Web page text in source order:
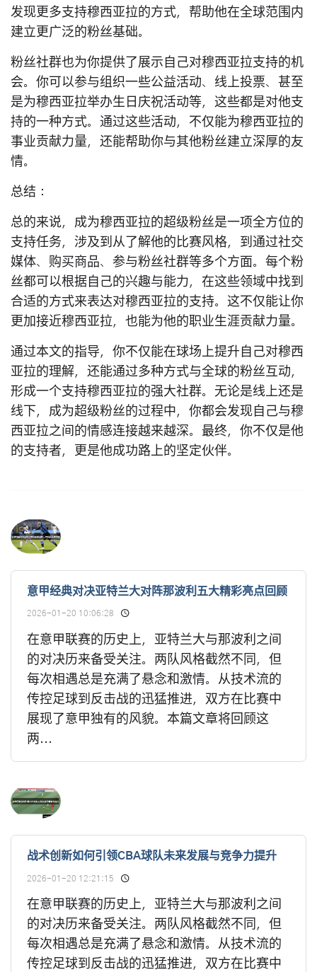
发现更多支持穆西亚拉的方式，帮助他在全球范围内
建立更广泛的粉丝基础。
粉丝社群也为你提供了展示自己对穆西亚拉支持的机
会。你可以参与组织一些公益活动、线上投票、甚至
是为穆西亚拉举办生日庆祝活动等，这些都是对他支
持的一种方式。通过这些活动，不仅能为穆西亚拉的
事业贡献力量，还能帮助你与其他粉丝建立深厚的友
情。
总结：
总的来说，成为穆西亚拉的超级粉丝是一项全方位的
支持任务，涉及到从了解他的比赛风格，到通过社交
媒体、购买商品、参与粉丝社群等多个方面。每个粉
丝都可以根据自己的兴趣与能力，在这些领域中找到
合适的方式来表达对穆西亚拉的支持。这不仅能让你
更加接近穆西亚拉，也能为他的职业生涯贡献力量。
通过本文的指导，你不仅能在球场上提升自己对穆西
亚拉的理解，还能通过多种方式与全球的粉丝互动，
形成一个支持穆西亚拉的强大社群。无论是线上还是
线下，成为超级粉丝的过程中，你都会发现自己与穆
西亚拉之间的情感连接越来越深。最终，你不仅是他
的支持者，更是他成功路上的坚定伙伴。
意甲经典对决亚特兰大对阵那波利五大精彩亮点回顾
2026-01-20 10:06:28
在意甲联赛的历史上，亚特兰大与那波利之间
的对决历来备受关注。两队风格截然不同，但
每次相遇总是充满了悬念和激情。从技术流的
传控足球到反击战的迅猛推进，双方在比赛中
展现了意甲独有的风貌。本篇文章将回顾这
两...
战术创新如何引领CBA球队未来发展与竞争力提升
2026-01-20 12:21:15
在意甲联赛的历史上，亚特兰大与那波利之间
的对决历来备受关注。两队风格截然不同，但
每次相遇总是充满了悬念和激情。从技术流的
传控足球到反击战的迅猛推进，双方在比赛中